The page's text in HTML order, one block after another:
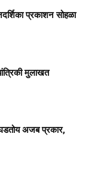
प्रकाशन सोहळा
मुलाखत
अजब प्रकार,